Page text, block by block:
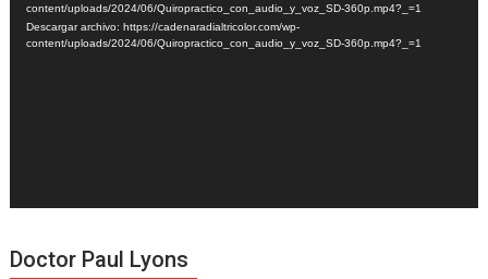
vídeo
content/uploads/2024/06/Quiropractico_con_audio_y_voz_SD-360p.mp4?_=1
Descargar archivo: https://cadenaradialtricolor.com/wp-
content/uploads/2024/06/Quiropractico_con_audio_y_voz_SD-360p.mp4?_=1
Doctor Paul Lyons